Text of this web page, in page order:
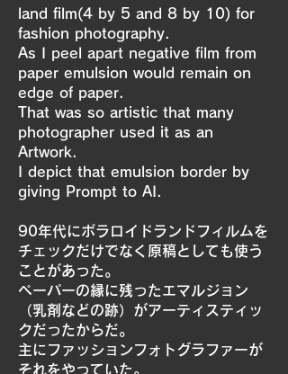
land film(4 by 5 and 8 by 10) for
fashion photography.
As I peel apart negative film from
paper emulsion would remain on
edge of paper.
That was so artistic that many
photographer used it as an
Artwork.
I depict that emulsion border by
giving Prompt to AI.
90年代にポラロイドランドフィルムを
チェックだけでなく原稿としても使う
ことがあった。
ペーパーの縁に残ったエマルジョン
（乳剤などの跡）がアーティスティッ
クだったからだ。
主にファッションフォトグラファーが
それをやっていた。